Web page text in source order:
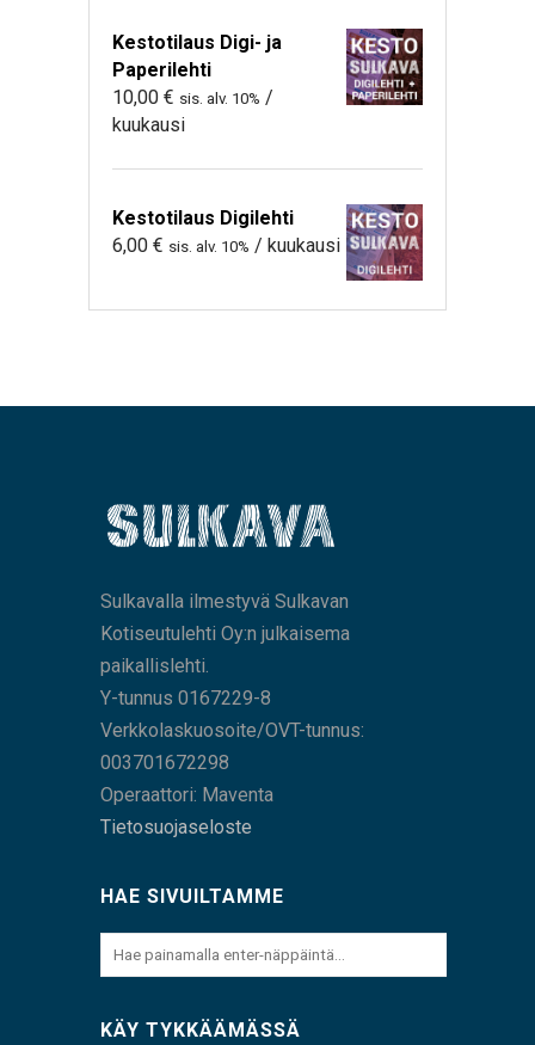
Kestotilaus Digi- ja
Paperilehti
10,00 € sis. alv. 10% /
kuukausi
Kestotilaus Digilehti
6,00 € sis. alv. 10% / kuukausi
Sulkavalla ilmestyvä Sulkavan
Kotiseutulehti Oy:n julkaisema
paikallislehti.
Y-tunnus 0167229-8
Verkkolaskuosoite/OVT-tunnus:
003701672298
Operaattori: Maventa
Tietosuojaseloste
HAE SIVUILTAMME
KÄY TYKKÄÄMÄSSÄ